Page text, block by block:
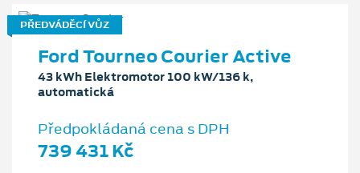
PŘEDVÁDĚCÍ VŮZ
Ford Tourneo Courier Active
43 kWh Elektromotor 100 kW/136 k,
automatická
Předpokládaná cena s DPH
739 431 Kč